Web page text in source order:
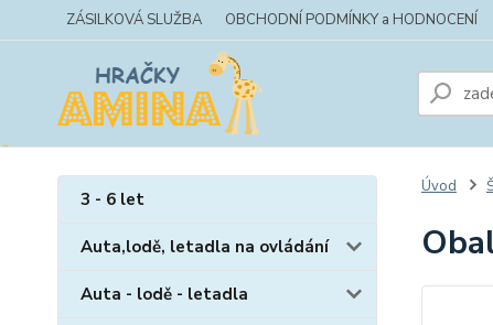
ZÁSILKOVÁ SLUŽBA OBCHODNÍ PODMÍNKY a HODNOCENÍ
3 - 6 let
Auta,lodě, letadla na ovládání
Auta - lodě - letadla
Úvod